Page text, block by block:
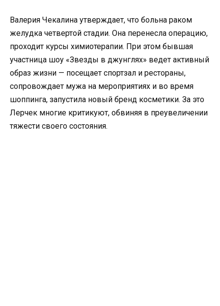
Валерия Чекалина утверждает, что больна раком
желудка четвертой стадии. Она перенесла операцию,
проходит курсы химиотерапии. При этом бывшая
участница шоу «Звезды в джунглях» ведет активный
образ жизни — посещает спортзал и рестораны,
сопровождает мужа на мероприятиях и во время
шоппинга, запустила новый бренд косметики. За это
Лерчек многие критикуют, обвиняя в преувеличении
тяжести своего состояния.